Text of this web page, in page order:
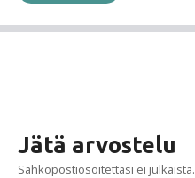
Jätä arvostelu
Sähköpostiosoitettasi ei julkaista.